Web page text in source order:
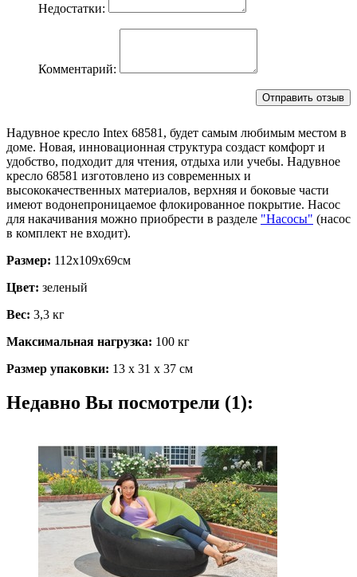
Недостатки:
Комментарий:
Надувное кресло Intex 68581, будет самым любимым местом в
доме. Новая, инновационная структура создаст комфорт и
удобство, подходит для чтения, отдыха или учебы. Надувное
кресло 68581 изготовлено из современных и
высококачественных материалов, верхняя и боковые части
имеют водонепроницаемое флокированное покрытие. Насос
для накачивания можно приобрести в разделе "Насосы" (насос
в комплект не входит).
Размер: 112х109х69см
Цвет: зеленый
Вес: 3,3 кг
Максимальная нагрузка: 100 кг
Размер упаковки: 13 х 31 х 37 см
Недавно Вы посмотрели (1):